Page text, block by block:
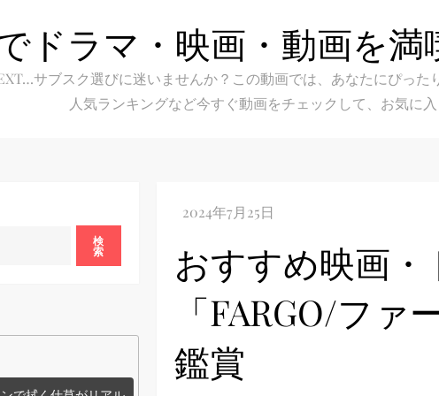
ドラマ・映画・動画を
サブスク選びに迷いませんか？この動画では、あなたにぴった
人気ランキングなど今すぐ動画をチェックして、お気に
おすすめ映画・
「FARGO/ファ
鑑賞
検
索